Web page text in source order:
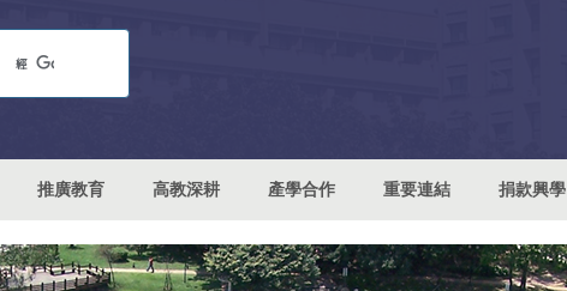
推廣教育 高教深耕 產學合作 重要連結 捐款興學